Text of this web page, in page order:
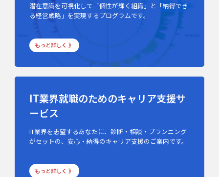
潜在意識を可視化して「個性が輝く組織」と「納得でき
る経営戦略」を実現するプログラムです。
もっと詳しく 》
IT業界就職のためのキャリア支援サ
ービス
IT業界を志望するあなたに、診断・相談・プランニング
がセットの、安心・納得のキャリア支援のご案内です。
もっと詳しく 》